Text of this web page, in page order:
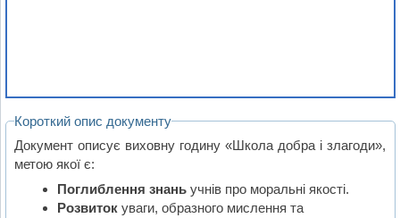
Короткий опис документу
Документ описує виховну годину «Школа добра і злагоди»,
метою якої є:
Поглиблення знаньучнів про моральні якості.
Розвитокуваги, образного мислення та